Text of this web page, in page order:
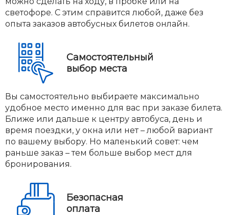
светофоре. С этим справится любой, даже без
опыта заказов автобусных билетов онлайн.
Самостоятельный
выбор места
Вы самостоятельно выбираете максимально
удобное место именно для вас при заказе билета.
Ближе или дальше к центру автобуса, день и
время поездки, у окна или нет – любой вариант
по вашему выбору. Но маленький совет: чем
раньше заказ – тем больше выбор мест для
бронирования.
Безопасная
оплата